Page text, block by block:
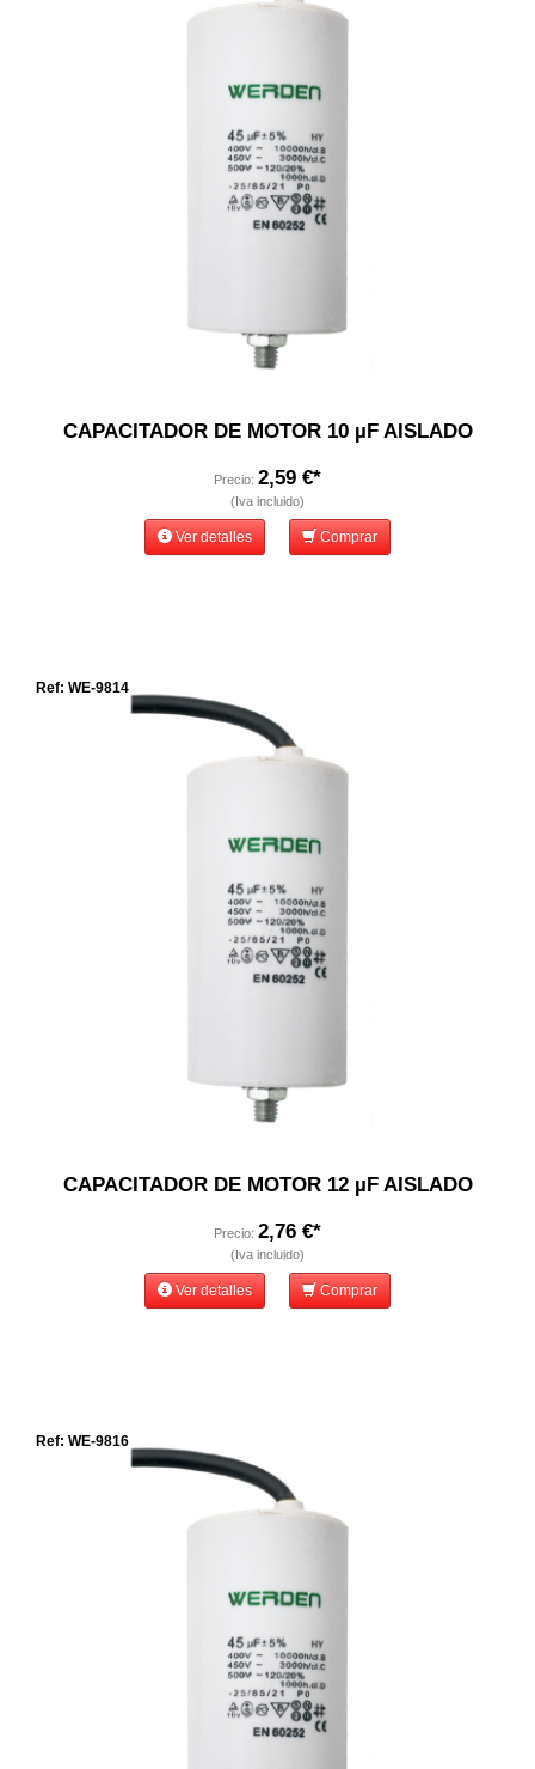
CAPACITADOR DE MOTOR 10 µF AISLADO
Precio: 2,59 €*
(Iva incluido)
Ver detalles Comprar
Ref: WE-9814
CAPACITADOR DE MOTOR 12 µF AISLADO
Precio: 2,76 €*
(Iva incluido)
Ver detalles Comprar
Ref: WE-9816